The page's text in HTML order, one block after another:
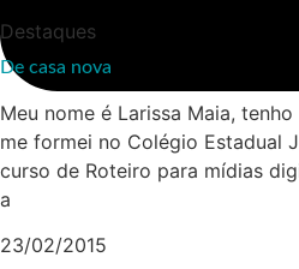
Destaques
De casa nova
Meu nome é Larissa Maia,
me formei no Colégio Estadual
curso de Roteiro para mídias
a
23/02/2015